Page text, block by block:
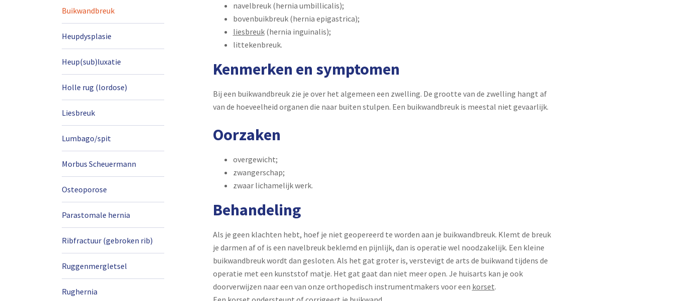
Buikwandbreuk
Heupdysplasie
Heup(sub)luxatie
Holle rug (lordose)
Liesbreuk
Lumbago/spit
Morbus Scheuermann
Osteoporose
Parastomale hernia
Ribfractuur (gebroken rib)
Ruggenmergletsel
Rughernia
navelbreuk (hernia umbillicalis);
bovenbuikbreuk (hernia epigastrica);
liesbreuk(hernia inguinalis);
littekenbreuk.
Kenmerken en symptomen
Bij een buikwandbreuk zie je over het algemeen een zwelling. De grootte van de zwelling hangt af
van de hoeveelheid organen die naar buiten stulpen. Een buikwandbreuk is meestal niet gevaarlijk.
Oorzaken
overgewicht;
zwangerschap;
zwaar lichamelijk werk.
Behandeling
Als je geen klachten hebt, hoef je niet geopereerd te worden aan je buikwandbreuk. Klemt de breuk
je darmen af of is een navelbreuk beklemd en pijnlijk, dan is operatie wel noodzakelijk. Een kleine
buikwandbreuk wordt dan gesloten. Als het gat groter is, verstevigt de arts de buikwand tijdens de
operatie met een kunststof matje. Het gat gaat dan niet meer open. Je huisarts kan je ook
doorverwijzen naar een van onze orthopedisch instrumentmakers voor een korset.